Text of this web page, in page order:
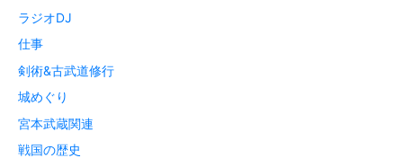
ラジオDJ
仕事
剣術&古武道修行
城めぐり
宮本武蔵関連
戦国の歴史